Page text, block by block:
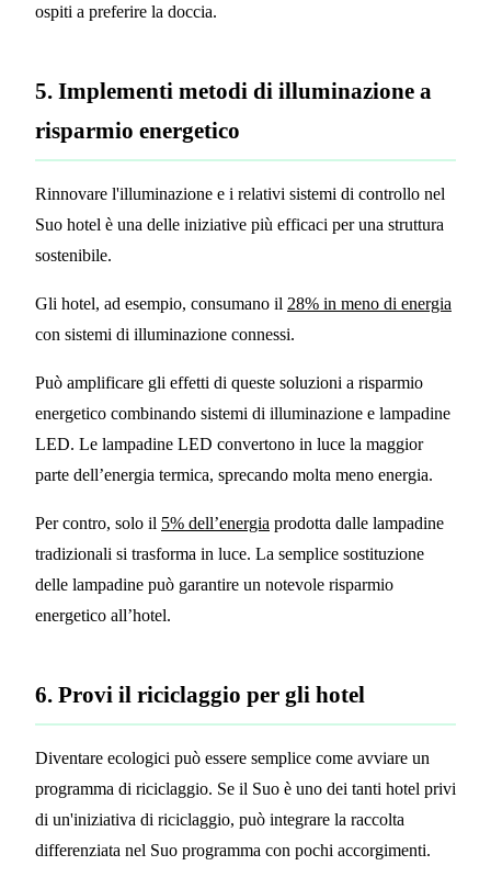
ospiti a preferire la doccia.
5. Implementi metodi di illuminazione a
risparmio energetico
Rinnovare l'illuminazione e i relativi sistemi di controllo nel
Suo hotel è una delle iniziative più efficaci per una struttura
sostenibile.
Gli hotel, ad esempio, consumano il 28% in meno di energia
con sistemi di illuminazione connessi.
Può amplificare gli effetti di queste soluzioni a risparmio
energetico combinando sistemi di illuminazione e lampadine
LED. Le lampadine LED convertono in luce la maggior
parte dell’energia termica, sprecando molta meno energia.
Per contro, solo il 5% dell’energia prodotta dalle lampadine
tradizionali si trasforma in luce. La semplice sostituzione
delle lampadine può garantire un notevole risparmio
energetico all’hotel.
6. Provi il riciclaggio per gli hotel
Diventare ecologici può essere semplice come avviare un
programma di riciclaggio. Se il Suo è uno dei tanti hotel privi
di un'iniziativa di riciclaggio, può integrare la raccolta
differenziata nel Suo programma con pochi accorgimenti.